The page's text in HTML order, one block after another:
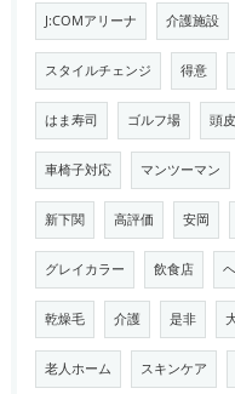
J:COMアリーナ 介護施設
スタイルチェンジ 得意
はま寿司 ゴルフ場 頭皮
車椅子対応 マンツーマン
新下関 高評価 安岡
グレイカラー 飲食店
乾燥毛 介護 是非
老人ホーム スキンケア